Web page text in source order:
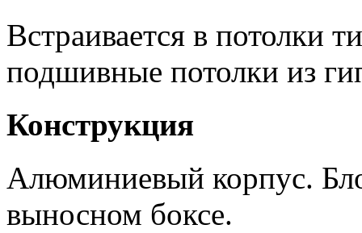
Встраивается в потолки
подшивные потолки из
Конструкция
Алюминиевый корпус.
выносном боксе.